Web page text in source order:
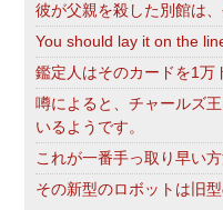
彼が父親を殺した別館は
You should lay it on the
鑑定人はそのカードを1万
噂によると、チャールズ
いるようです。
これが一番手っ取り早い方
その新型のロボットは旧